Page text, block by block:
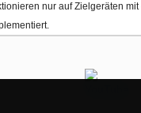
nur auf Zielgeräten